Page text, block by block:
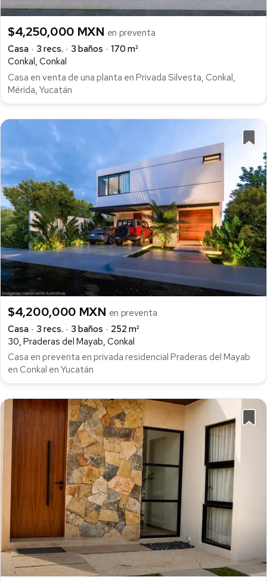
$4,250,000 MXN en preventa
Casa
3 recs. 3 baños
170 m²
Conkal, Conkal
Casa en venta de una planta en Privada Silvesta, Conkal,
Mérida, Yucatán
$4,200,000 MXN en preventa
Casa
3 recs. 3 baños
252 m²
30, Praderas del Mayab, Conkal
Casa en preventa en privada residencial Praderas del Mayab
en Conkal en Yucatán